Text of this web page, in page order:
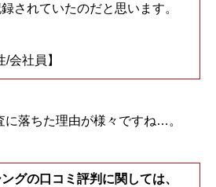
されていたのだと思います。
/会社員】
に落ちた理由が様々ですね…。
グの口コミ評判に関しては、